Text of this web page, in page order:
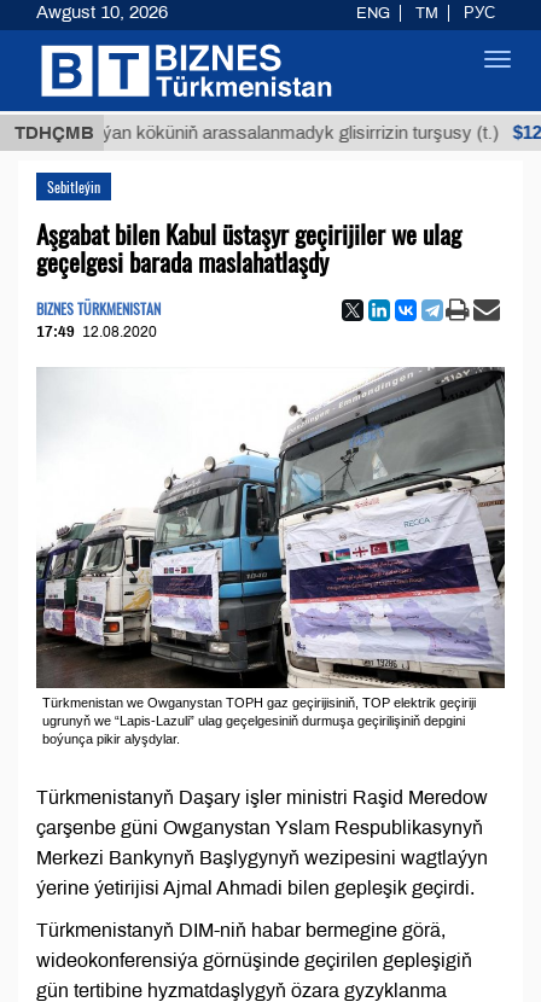
TDHÇMB
Buýan köküniň arassalanmadyk glisirrizin turşusy (t.) $12935,18
Sebitleýin
Aşgabat bilen Kabul üstaşyr geçirijiler we ulag
geçelgesi barada maslahatlaşdy
BIZNES TÜRKMENISTAN
17:49 12.08.2020
Türkmenistan we Owganystan TOPH gaz geçirijisiniň, TOP elektrik geçiriji
ugrunyň we “Lapis-Lazuli” ulag geçelgesiniň durmuşa geçirilişiniň depgini
boýunça pikir alyşdylar.
Türkmenistanyň Daşary işler ministri Raşid Meredow
çarşenbe güni Owganystan Yslam Respublikasynyň
Merkezi Bankynyň Başlygynyň wezipesini wagtlaýyn
ýerine ýetirijisi Ajmal Ahmadi bilen gepleşik geçirdi.
Türkmenistanyň DIM-niň habar bermegine görä,
wideokonferensiýa görnüşinde geçirilen gepleşigiň
gün tertibine hyzmatdaşlygyň özara gyzyklanma
Awgust 10, 2026 ENG TM РУС